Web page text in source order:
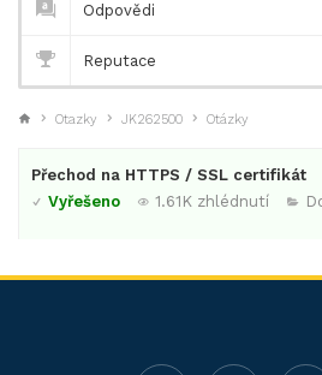
Odpovědi
Reputace
Otazky JK262500 Otázky
Přechod na HTTPS / SSL certifikát
Vyřešeno
1.61K zhlédnutí